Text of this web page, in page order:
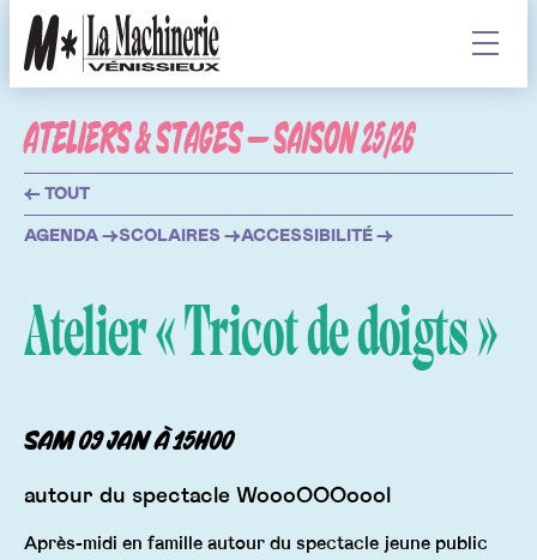
AGENDA
BILLETTERIE
INFOS
L'ÉQUIPE
LA MACHINERIE ET VOUS
STUDIOS DE RÉPÉTITION
ATELIERS & STAGES
ATELIERS & STAGES — SAISON 25/26
← TOUT
AGENDA →SCOLAIRES →ACCESSIBILITÉ →
Atelier « Tricot de doigts »
sam 09janà 15h00
autour du spectacle WoooOOOoool
Après-midi en famille autour du spectacle jeune public